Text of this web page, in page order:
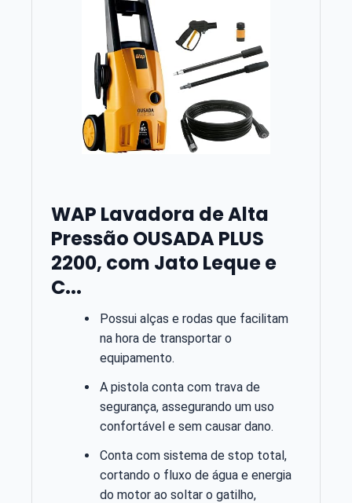
WAP Lavadora de Alta
Pressão OUSADA PLUS
2200, com Jato Leque e
C...
Possui alças e rodas que facilitam
na hora de transportar o
equipamento.
A pistola conta com trava de
segurança, assegurando um uso
confortável e sem causar dano.
Conta com sistema de stop total,
cortando o fluxo de água e energia
do motor ao soltar o gatilho,